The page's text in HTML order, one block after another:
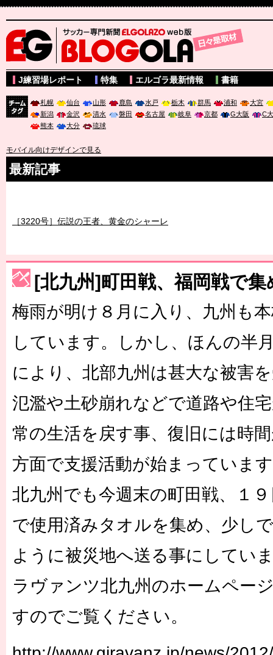
サッカー専門新聞ELGOLAZO web版 BLOGOLA
J練習場レポート 特集 エルゴラ最新情報 書籍
札幌 仙台 山形 鹿島 水戸 栃木 群馬 浦和
大宮
新潟
金沢 清水 磐田 名古屋 岐阜 京都 G大阪
C
熊本
大分 琉球
モバイル向けデザインで見る
最新記事
［3220号］伝説の王者、黄金のシャーレ
［3230号］世界一への夢は終わらない
［3223号］一丸。日本出陣
［3222号］史上最大のW杯開幕 注目は「個」
長谷川 アーリアジャスールさんがシンポジウム「気候変動から命
[北九州]町田戦、福岡戦で集
梅雨が明け８月に入り、九州も
しています。しかし、ほんの半
により、北部九州は甚大な被害
氾濫や土砂崩れなどで道路や住
常の生活を戻す事、復旧には時
方面で支援活動が始まっていま
北九州でも今週末の町田戦、１
で使用済みタオルを集め、少し
ように被災地へ送る事にしてい
ラヴァンツ北九州のホームペー
すのでご覧ください。